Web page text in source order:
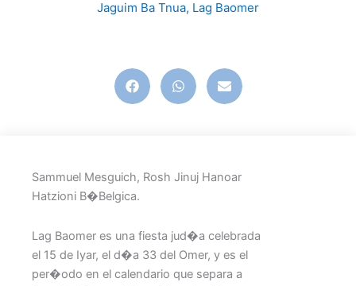
Jaguim Ba Tnua, Lag Baomer
Sammuel Mesguich, Rosh Jinuj Hanoar
Hatzioni B�Belgica.
Lag Baomer es una fiesta jud�a celebrada
el 15 de Iyar, el d�a 33 del Omer, y es el
per�odo en el calendario que separa a